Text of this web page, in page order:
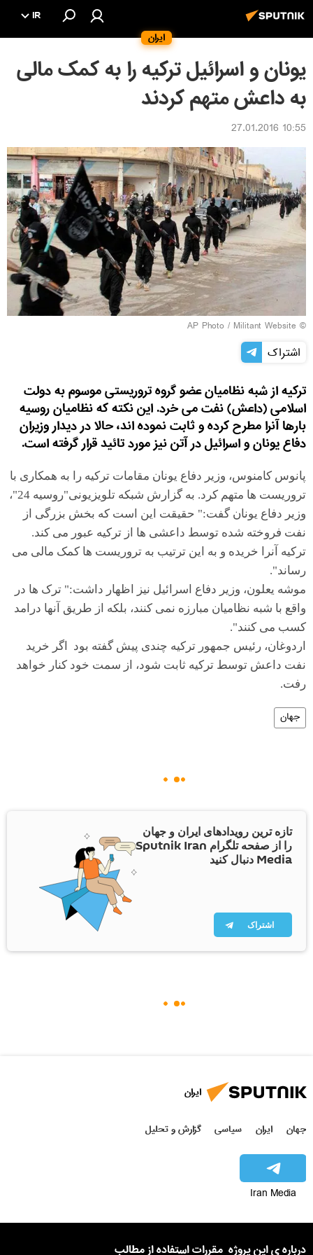
ایران
IR
یونان و اسرائیل ترکیه را به کمک مالی
به داعش متهم کردند
10:55 27.01.2016
© AP Photo / Militant Website
اشتراک
ترکیه از شبه نظامیان عضو گروه تروریستی موسوم به دولت
اسلامی (داعش) نفت می خرد. این نکته که نظامیان روسیه
بارها آنرا مطرح کرده و ثابت نموده اند، حالا در دیدار وزیران
دفاع یونان و اسرائیل در آتن نیز مورد تائید قرار گرفته است.
پانوس کامنوس، وزیر دفاع یونان مقامات ترکیه را به همکاری با
تروریست ها متهم کرد. به گزارش شبکه تلویزیونی"روسیه 24"،
وزیر دفاع یونان گفت:" حقیقت این است که بخش بزرگی از
نفت فروخته شده توسط داعشی ها از ترکیه عبور می کند.
ترکیه آنرا خریده و به این ترتیب به تروریست ها کمک مالی می
رساند".
موشه یعلون، وزیر دفاع اسرائیل نیز اظهار داشت:" ترک ها در
واقع با شبه نظامیان مبارزه نمی کنند، بلکه از طریق آنها درامد
کسب می کنند".
اردوغان، رئیس جمهور ترکیه چندی پیش گفته بود اگر خرید
نفت داعش توسط ترکیه ثابت شود، از سمت خود کنار خواهد
رفت.
جهان
تازه ترین رویدادهای ایران و جهان
را از صفحه تلگرام Sputnik Iran
Media دنبال کنید
اشتراک
ایران
جهان ایران سیاسی گزارش و تحلیل
Iran Media
درباره ی این پروژه مقررات استفاده از مطالب